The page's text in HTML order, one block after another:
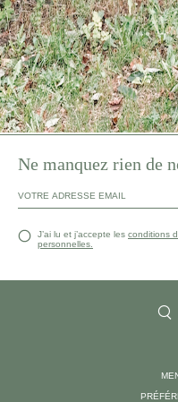
Ne manquez rien de
J’ai lu et j’accepte les conditions
personnelles.